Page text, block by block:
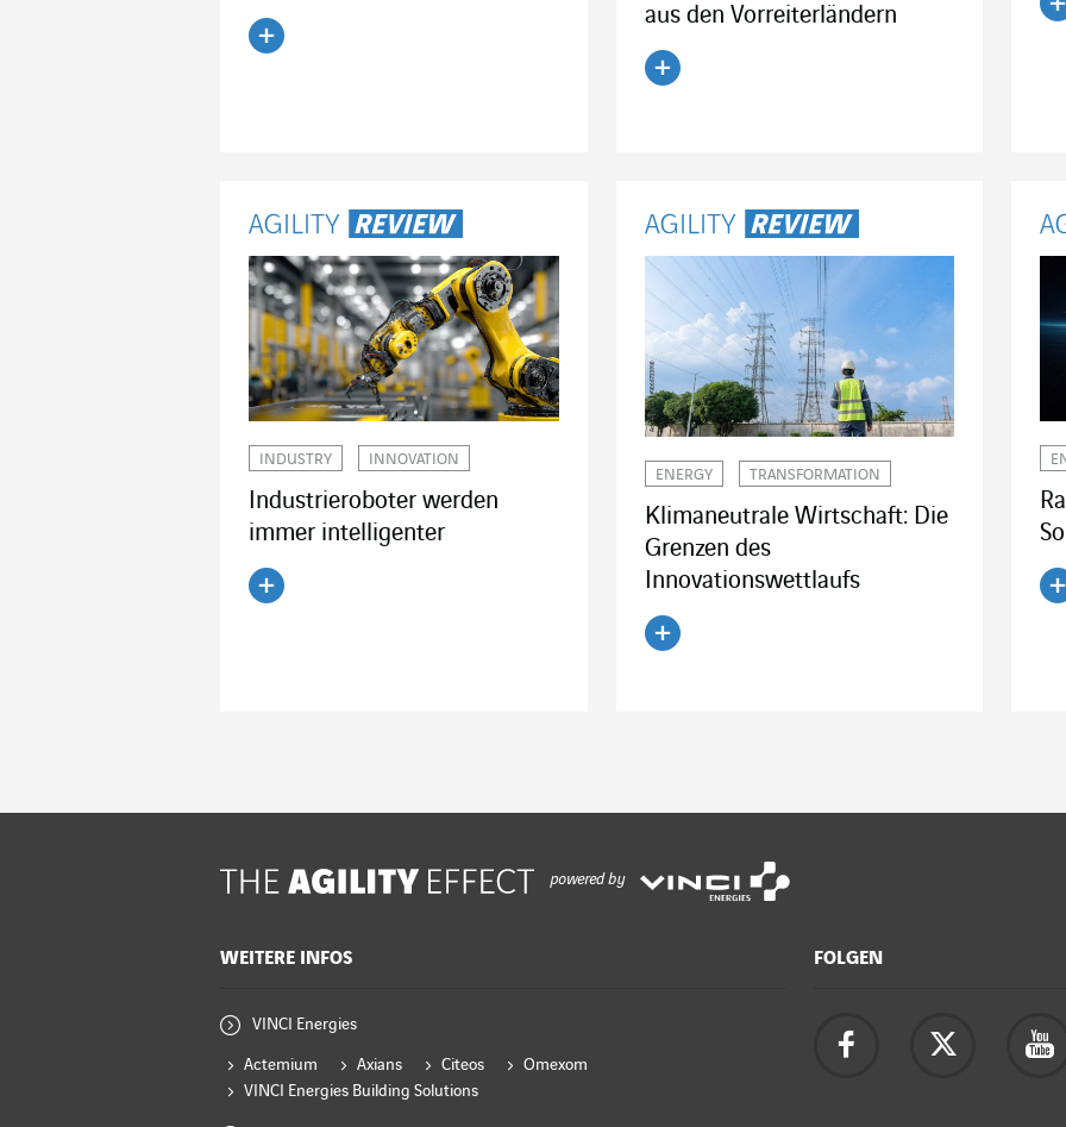
aus den Vorreiterländern
INDUSTRY INNOVATION
Industrieroboter werden
immer intelligenter
ENERGY TRANSFORMATION
Klimaneutrale Wirtschaft: Die
Grenzen des
Innovationswettlaufs
powered by
WEITERE INFOS
VINCI Energies
Actemium Axians Citeos
Omexom
VINCI Energies Building Solutions
FOLGEN